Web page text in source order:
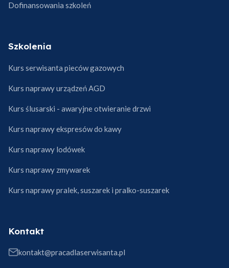
Dofinansowania szkoleń
Szkolenia
Kurs serwisanta pieców gazowych
Kurs naprawy urządzeń AGD
Kurs ślusarski - awaryjne otwieranie drzwi
Kurs naprawy ekspresów do kawy
Kurs naprawy lodówek
Kurs naprawy zmywarek
Kurs naprawy pralek, suszarek i pralko-suszarek
Kontakt
kontakt@pracadlaserwisanta.pl